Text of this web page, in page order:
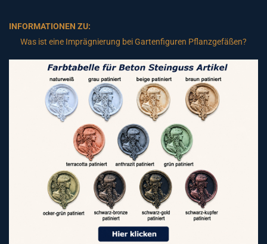
INFORMATIONEN ZU:
Was ist eine Imprägnierung bei Gartenfiguren Pflanzgefäßen?